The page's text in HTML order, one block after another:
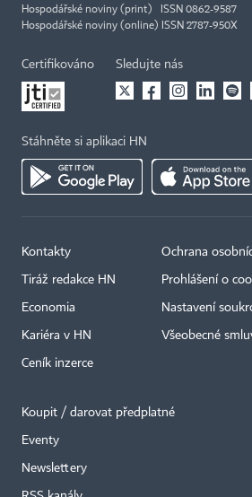
Hospodářské noviny (print) ISSN 0862-9587
Hospodářské noviny (online) ISSN 2787-950X
Certifikováno Sledujte nás
Stáhněte si aplikaci HN
Kontakty
Tiráž redakce HN
Economia
Kariéra v HN
Ceník inzerce
Ochrana
Prohlášení o
Nastavení
Všeobecné
Koupit / darovat předplatné
Eventy
Newslettery